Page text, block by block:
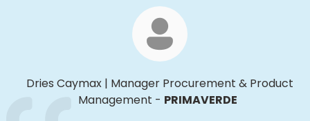
Dries Caymax | Manager Procurement & Product
Management - PRIMAVERDE